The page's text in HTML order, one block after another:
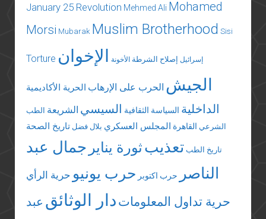
January 25 Revolution Mehmed Ali Mohamed
Morsi Mubarak Muslim Brotherhood Sisi
Torture إسرائيل إصلاح الشرطة الأخونة الإخوان
الجيش الحرب على الإرهاب الحرية الأكاديمية
الداخلية السياسة الثقافية السيسي الشريعة الطب
الشرعي القاهرة المجلس العسكري بلال فضل تاريخ الصحة
تاريخ الطب تعذيبثورة يناير جمال عبد
الناصر
حرب اكتوبر حرب يونيو حرية الرأي
حرية تداول المعلومات دار الوثائق عبد